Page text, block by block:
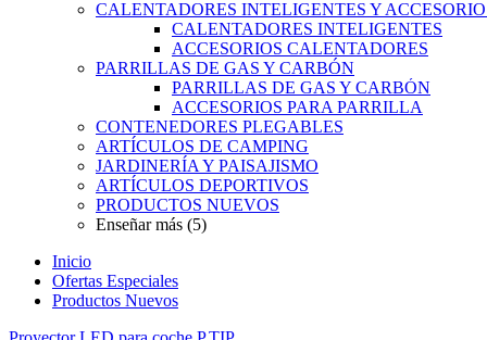
CALENTADORES INTELIGENTES Y
CALENTADORES INTELIGENTES
ACCESORIOS CALENTADORES
PARRILLAS DE GAS Y CARBÓN
PARRILLAS DE GAS Y CARBÓN
ACCESORIOS PARA PARRILLA
CONTENEDORES PLEGABLES
ARTÍCULOS DE CAMPING
JARDINERÍA Y PAISAJISMO
ARTÍCULOS DEPORTIVOS
PRODUCTOS NUEVOS
Enseñar más (5)
Inicio
Ofertas Especiales
Productos Nuevos